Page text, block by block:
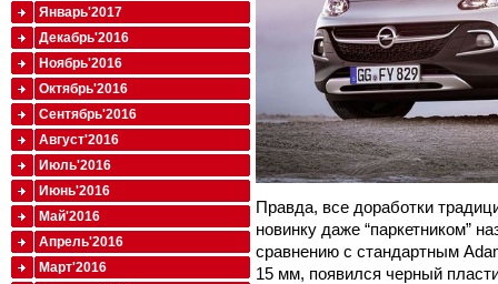
Правда, все доработки
новинку даже “паркетником”
сравнению с стандартным
15 мм, появился черный
Январь'2017
Декабрь'2016
Ноябрь'2016
Октябрь'2016
Сентябрь'2016
Август'2016
Июль'2016
Июнь'2016
Май'2016
Апрель'2016
Март'2016